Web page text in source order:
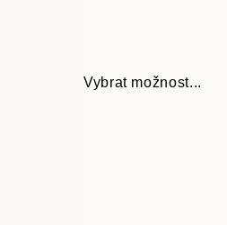
Vybrat možnost...